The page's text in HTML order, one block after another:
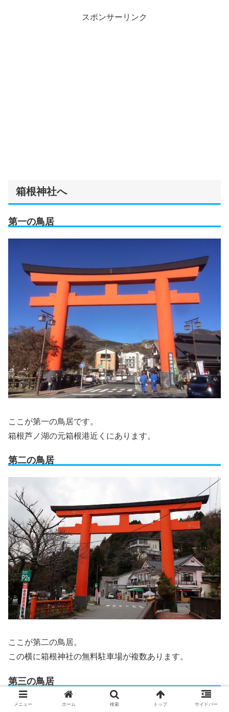
スポンサーリンク
箱根神社へ
第一の鳥居
ここが第一の鳥居です。
箱根芦ノ湖の元箱根港近くにあります。
第二の鳥居
ここが第二の鳥居。
この横に箱根神社の無料駐車場が複数あります。
第三の鳥居
これが第三の鳥居です。
メニュー ホーム 検索 トップ サイドバー